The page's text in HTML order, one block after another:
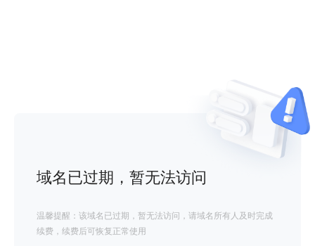
域名已过期，暂无法访问
温馨提醒：该域名已过期，暂无法访问，请域名所有人及时完成
续费，续费后可恢复正常使用